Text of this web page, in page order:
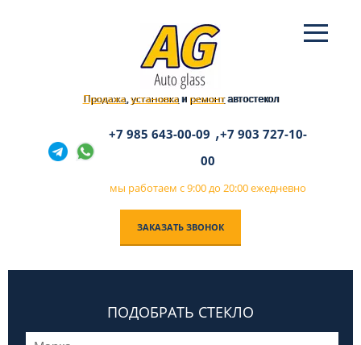
Продажа,установкаи ремонтавтостекол
+7 985 643-00-09 ,+7 903 727-10-
00
мы работаем с 9:00 до 20:00 ежедневно
ЗАКАЗАТЬ ЗВОНОК
ПОДОБРАТЬ СТЕКЛО